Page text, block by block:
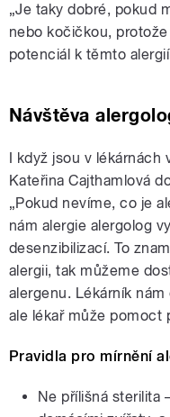
„Je taky dobré, pokud
nebo kočičkou,
potenciál k těmto
Návštěva
I když jsou v
Kateřina Cajthamlová
„Pokud nevíme, co je
nám alergie alergolog
desenzibilizací. To
alergii, tak můžeme
alergenu. Lékárník
ale lékař může pomoct
Pravidla pro mírnění
Ne přílišná sterilita